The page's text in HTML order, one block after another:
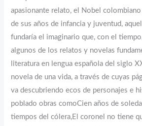
apasionante relato, el Nobel
de sus años de infancia y juventud,
fundaría el imaginario que, con el
algunos de los relatos y novelas
literatura en lengua española del siglo
novela de una vida, a través de cuyas
va descubriendo ecos de personajes e
poblado obras comoCien años de
tiempos del cólera,El coronel no tiene